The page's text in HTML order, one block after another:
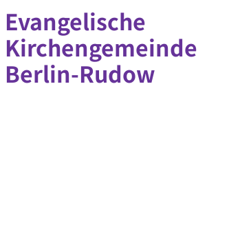
Evangelische
Kirchengemeinde
Berlin-Rudow